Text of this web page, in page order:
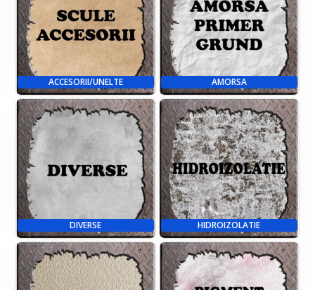
ACCESORII/UNELTE AMORSA
DIVERSE HIDROIZOLATIE